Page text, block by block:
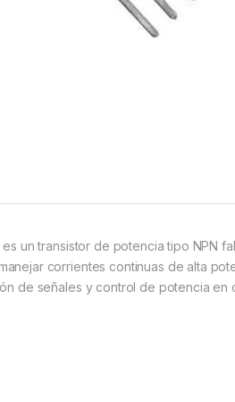
es un transistor de potencia tipo NPN
corrientes continuas de alta
de señales y control de potencia en